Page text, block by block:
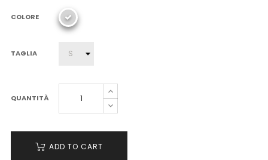
COLORE
TAGLIA
QUANTITÀ
ADD TO CART